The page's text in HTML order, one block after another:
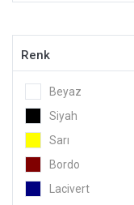
Renk
Beyaz
Siyah
Sarı
Bordo
Lacivert